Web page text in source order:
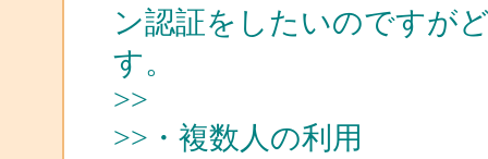
ン認証をしたいのですが
す。
>>
>>・複数人の利用